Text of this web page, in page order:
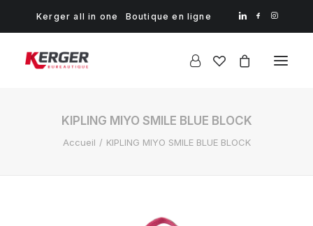
Kerger all in one Boutique en ligne
KIPLING MIYO SMILE BLUE BLOCK
Accueil KIPLING MIYO SMILE BLUE BLOCK